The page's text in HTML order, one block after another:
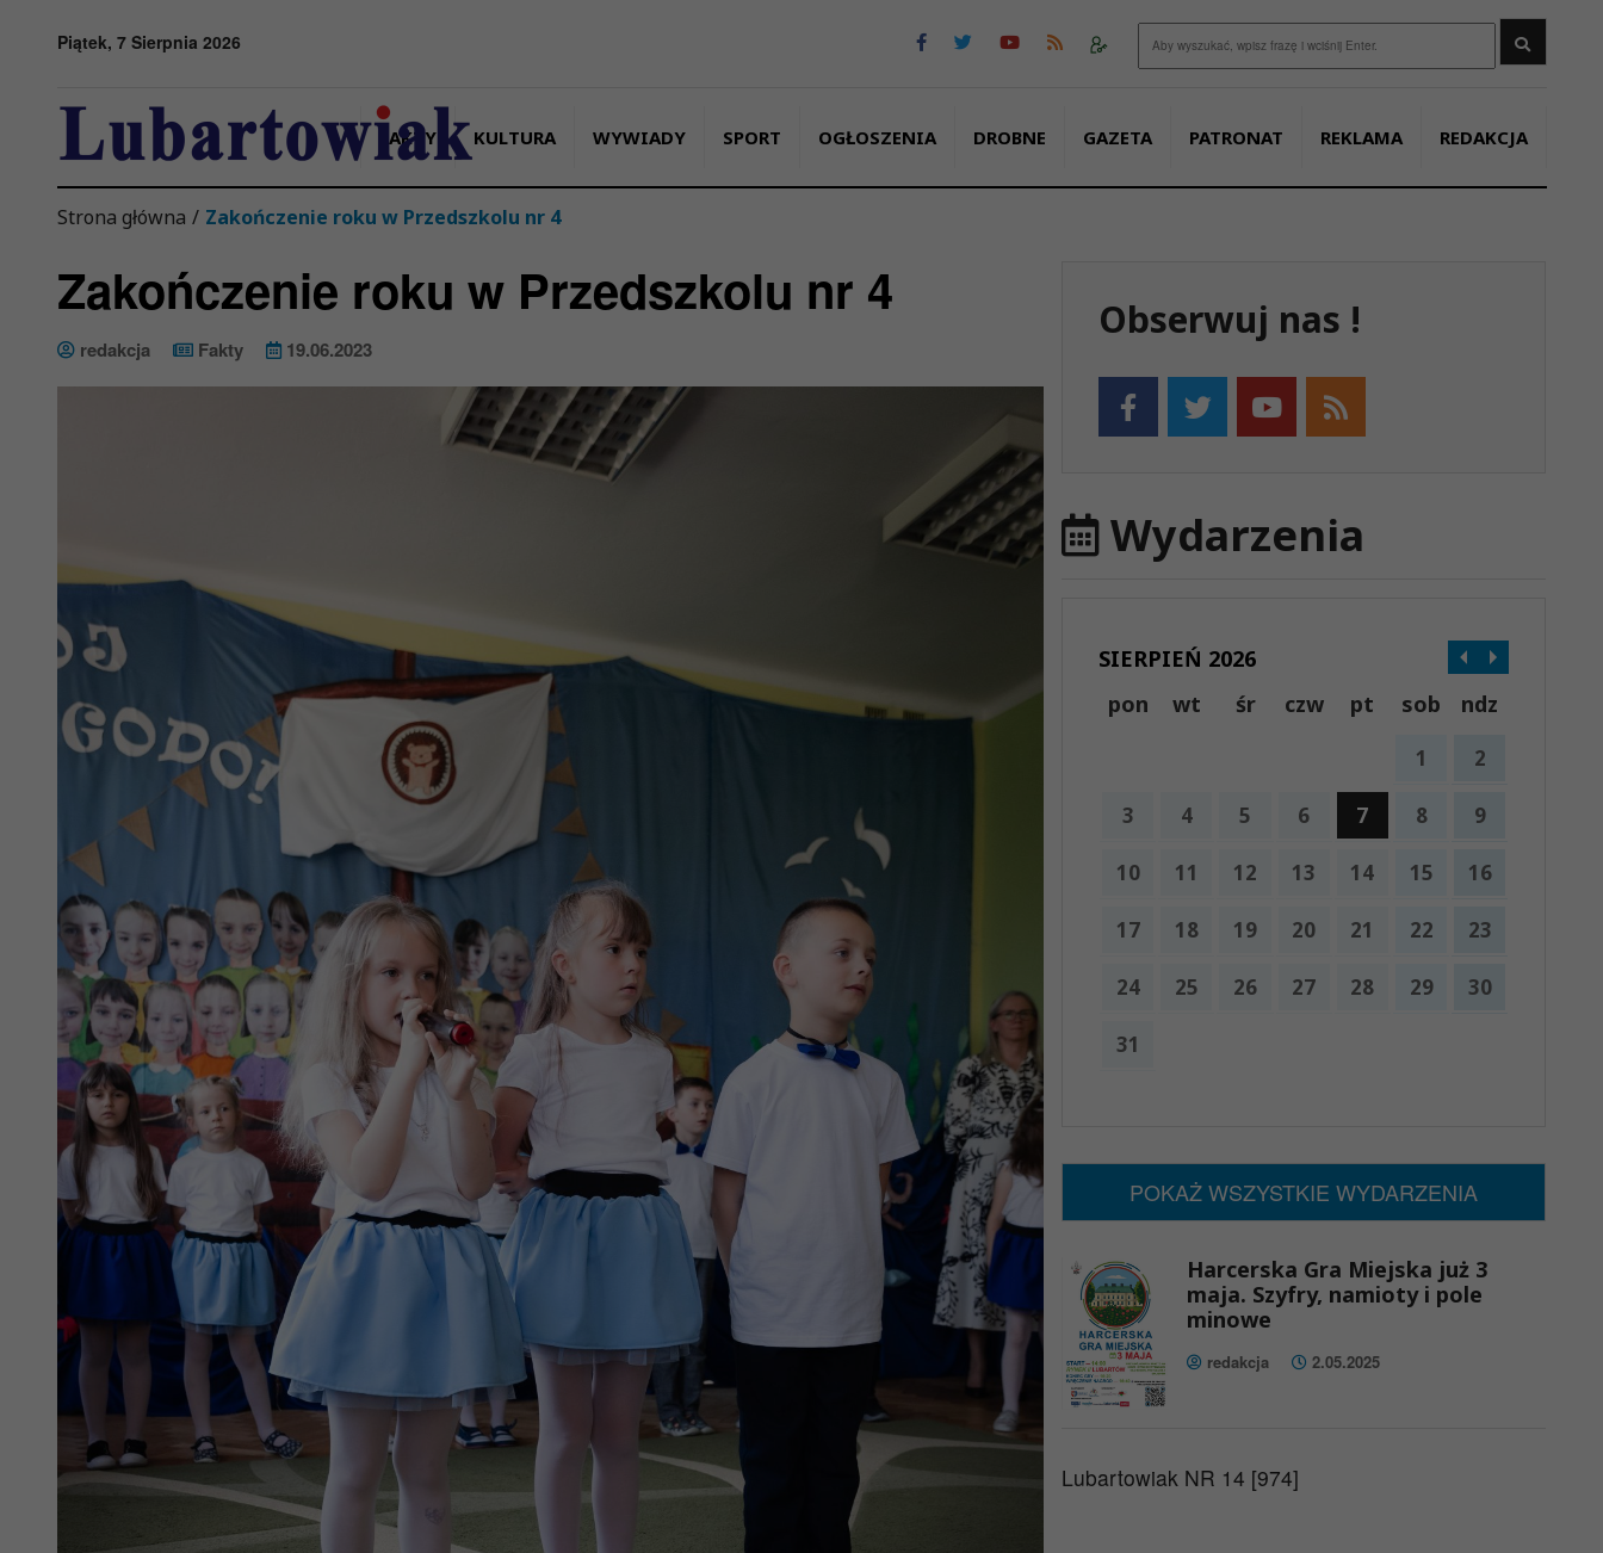
Piątek, 7 Sierpnia 2026
FAKTY KULTURA WYWIADY SPORT OGŁOSZENIA DROBNE GAZETA PATRONAT REKLAMA REDAKCJA
Strona główna / Zakończenie roku w Przedszkolu nr 4
Zakończenie roku w Przedszkolu nr 4
redakcja Fakty 19.06.2023
Obserwuj nas !
Wydarzenia
SIERPIEŃ 2026
pon
wt śr czw pt sob ndz
1 2
3 4 5 6 7 8 9
10 11 12 13 14 15 16
17 18 19 20 21 22 23
24 25 26 27 28 29 30
31
POKAŻ WSZYSTKIE WYDARZENIA
Harcerska Gra Miejska już 3
maja. Szyfry, namioty i pole
minowe
redakcja 2.05.2025
Lubartowiak NR 14 [974]